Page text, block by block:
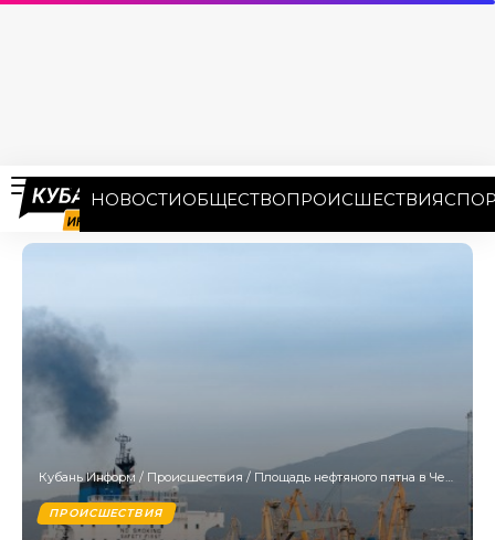
НОВОСТИОБЩЕСТВОПРОИСШЕСТВИЯ
Кубань Информ / Происшествия / Площадь нефтяного пятна в Черном море составляет 350 кв. км: оно движется от Новороссийска к Керченскому проливу
ПРОИСШЕСТВИЯ